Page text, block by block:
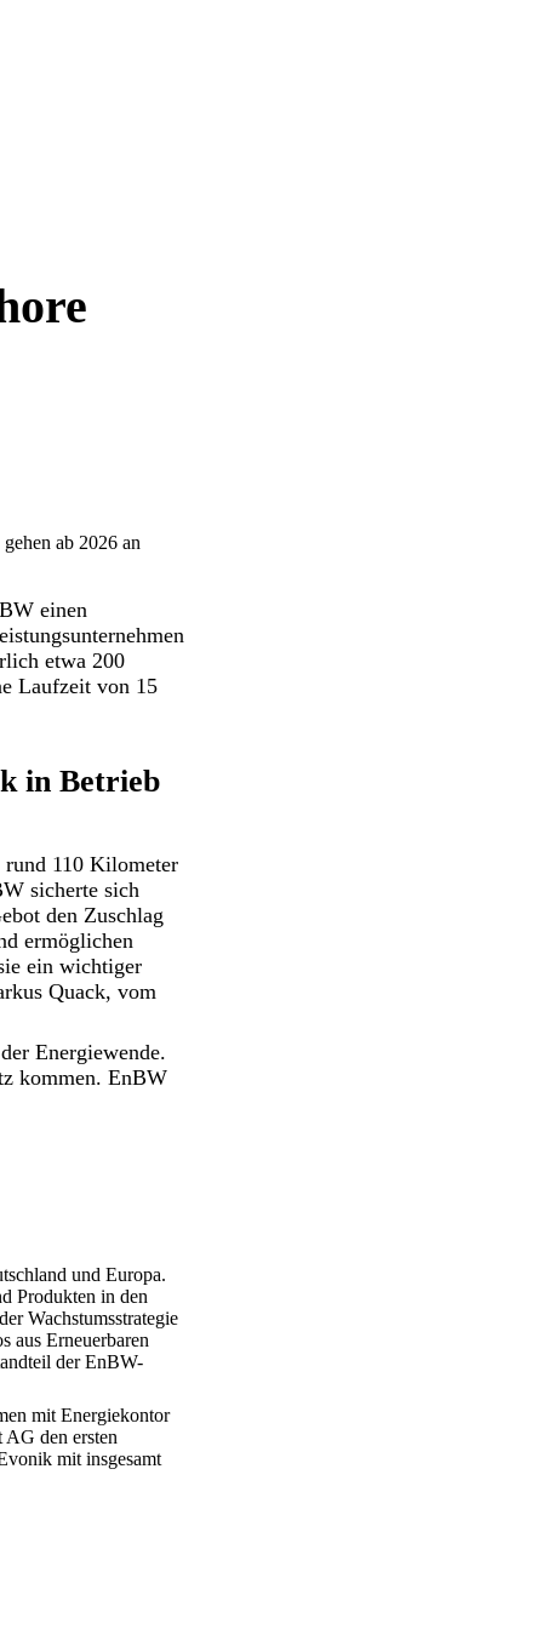
ab 2026 an
einen
etwa 200
Laufzeit von 15
in Betrieb
110 Kilometer
sicherte sich
den Zuschlag
ermöglichen
ein wichtiger
Quack, vom
Energiewende.
kommen. EnBW
und Europa.
Produkten in den
Wachstumsstrategie
aus Erneuerbaren
der EnBW-
mit Energiekontor
AG den ersten
mit insgesamt